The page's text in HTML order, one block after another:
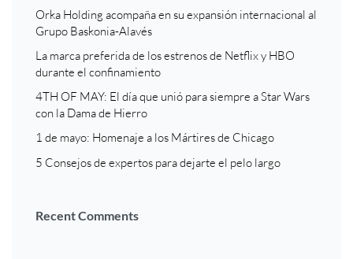
Orka Holding acompaña en su expansión internacional al
Grupo Baskonia-Alavés
La marca preferida de los estrenos de Netflix y HBO
durante el confinamiento
4TH OF MAY: El día que unió para siempre a Star Wars
con la Dama de Hierro
1 de mayo: Homenaje a los Mártires de Chicago
5 Consejos de expertos para dejarte el pelo largo
Recent Comments